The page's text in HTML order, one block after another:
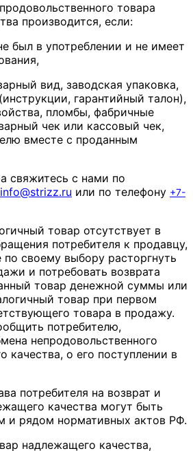
товара
производится, если:
был в употреблении и не имеет
вид, заводская упаковка,
гарантийный талон),
пломбы, фабричные
чек или кассовый чек,
вместе с проданным
свяжитесь с нами по
info@strizz.ru или по телефону +7-
товар отсутствует в
потребителя к продавцу,
по своему выбору расторгнуть
и потребовать возврата
товар денежной суммы или
товар при первом
товара в продажу.
потребителю,
непродовольственного
качества, о его поступлении в
потребителя на возврат и
качества могут быть
и рядом нормативных актов РФ.
надлежащего качества,